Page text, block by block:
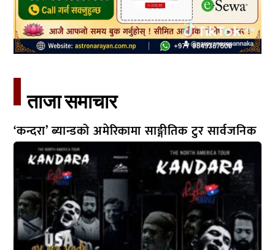
ताजा समाचार​
‘कन्दरा’ ब्यान्डको अमेरिकामा साङ्गीतिक टुर सार्वजनिक